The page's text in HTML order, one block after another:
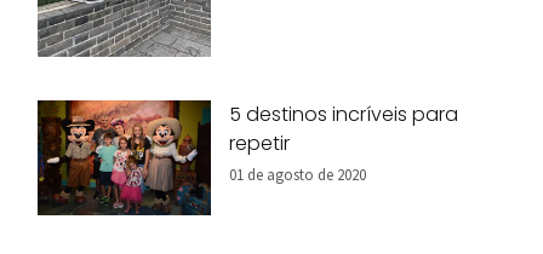
5 destinos incríveis para
repetir
01 de agosto de 2020